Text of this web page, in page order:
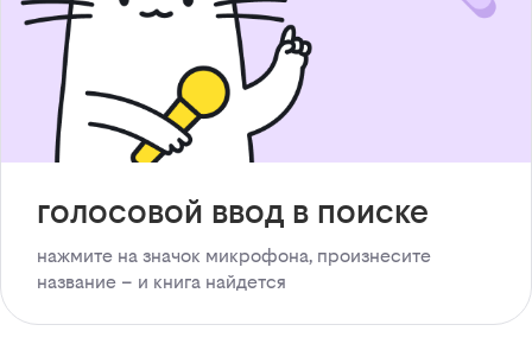
голосовой ввод в поиске
нажмите на значок микрофона, произнесите
название – и книга найдется